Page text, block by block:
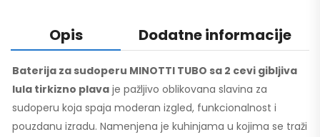
Opis Dodatne informacije
Baterija za sudoperu MINOTTI TUBO sa 2 cevi gibljiva
lula tirkizno plava je pažljivo oblikovana slavina za
sudoperu koja spaja moderan izgled, funkcionalnost i
pouzdanu izradu. Namenjena je kuhinjama u kojima se traži